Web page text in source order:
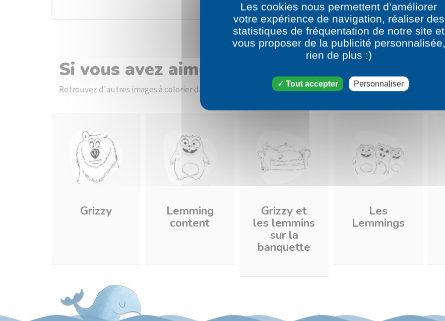
Si vous avez aimé le dessin Grizzy pas content
Retrouvez d'autres images à colorier dans la catégorie dessin Grizzy et les lemmings
Grizzy
Lemming
content
Grizzy et
les lemmins
sur la
banquette
Les
Lemmings
Les cookies nous permettent d’améliorer
votre expérience de navigation, réaliser des
statistiques de fréquentation de notre site et
vous proposer de la publicité personnalisée,
rien de plus :)
Tout accepter Personnaliser